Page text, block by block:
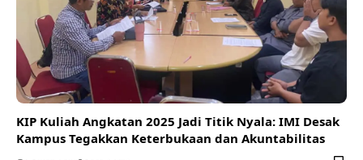
KIP Kuliah Angkatan 2025 Jadi Titik Nyala: IMI Desak
Kampus Tegakkan Keterbukaan dan Akuntabilitas